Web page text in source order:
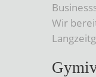
Wir